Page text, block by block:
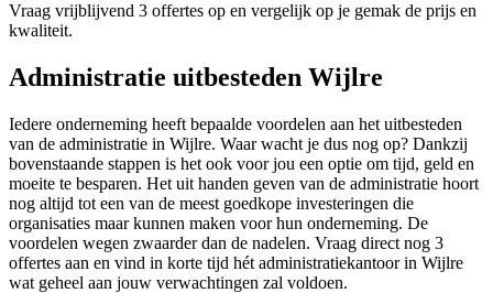
Vraag vrijblijvend 3 offertes op en vergelijk op je gemak de prijs en
kwaliteit.
Administratie uitbesteden Wijlre
Iedere onderneming heeft bepaalde voordelen aan het uitbesteden
van de administratie in Wijlre. Waar wacht je dus nog op? Dankzij
bovenstaande stappen is het ook voor jou een optie om tijd, geld en
moeite te besparen. Het uit handen geven van de administratie hoort
nog altijd tot een van de meest goedkope investeringen die
organisaties maar kunnen maken voor hun onderneming. De
voordelen wegen zwaarder dan de nadelen. Vraag direct nog 3
offertes aan en vind in korte tijd hét administratiekantoor in Wijlre
wat geheel aan jouw verwachtingen zal voldoen.